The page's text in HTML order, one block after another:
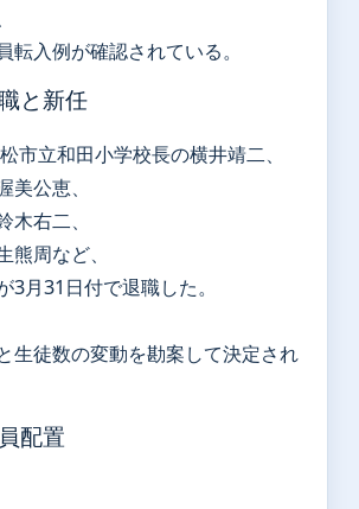
転入例が確認されている。
と新任
市立和田小学校長の横井靖二、
公恵、
右二、
熊周など、
3月31日付で退職した。
生徒数の変動を勘案して決定され
配置